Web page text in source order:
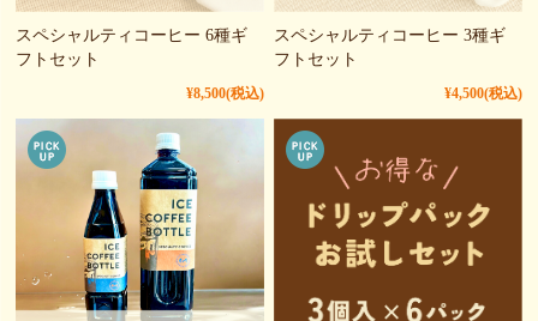
スペシャルティコーヒー 6種ギ
フトセット
¥8,500(税込)
スペシャルティコーヒー 3種ギ
フトセット
¥4,500(税込)